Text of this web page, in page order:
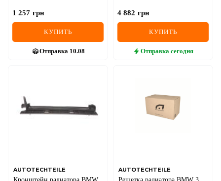
1 257 грн
КУПИТЬ
Отправка 10.08
4 882 грн
КУПИТЬ
Отправка сегодня
AUTOTECHTEILE AUTOTECHTEILE